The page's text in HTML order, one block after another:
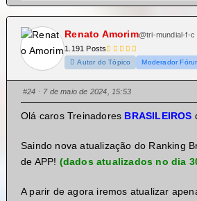
Renato Amorim@tri-mundial-f-c
1.191 Posts
Autor do Tópico Moderador
#24 · 7 de maio de 2024, 15:53
Olá caros Treinadores BRASILEIROS
Saindo nova atualização do Ranking
de APP! (dados atualizados no dia
A parir de agora iremos atualizar